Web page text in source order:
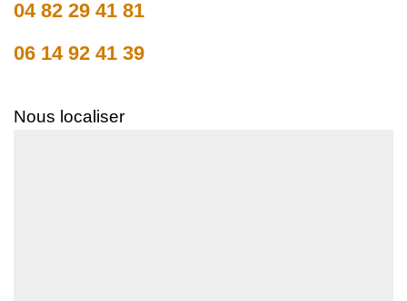
04 82 29 41 81
06 14 92 41 39
Nous localiser